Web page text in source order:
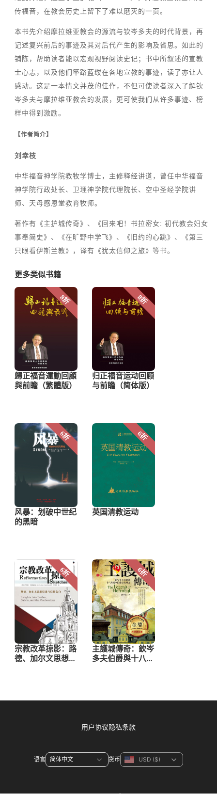
传福音，在教会历史上留下了难以磨灭的一页。
本书先介绍摩拉维亚教会的源流与钦岑多夫的时代背景，再
记述复兴前后的事迹及其对后代产生的影响及省思。如此的
铺陈，帮助读者能以宏观视野阅读史记；书中所叙述的宣教
士心志，以及他们筚路蓝缕在各地宣教的事迹，读了亦让人
感动。这是一本情文并茂的佳作，不但可使读者深入了解钦
岑多夫与摩拉维亚教会的发展，更可使我们从许多事迹、榜
样中得到激励。
【作者简介】
刘幸枝
中华福音神学院教牧学博士，主修释经讲道，曾任中华福音
神学院行政处长、卫理神学院代理院长、空中圣经学院讲
师、天母感恩堂教育牧师。
著作有《主护城传奇》、《回来吧！书拉密女: 初代教会妇女
事奉简史》、《在旷野中学飞》、《旧约的心跳》、《第三
只眼看伊斯兰教》，译有《犹太信仰之旅》等书。
更多类似书籍
用户协议隐私条款
语言 货币